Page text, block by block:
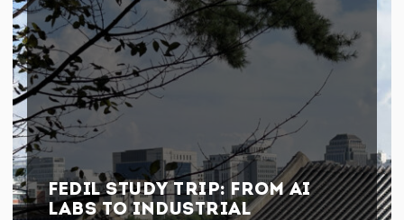
FEDIL STUDY TRIP: FROM AI
LABS TO INDUSTRIAL